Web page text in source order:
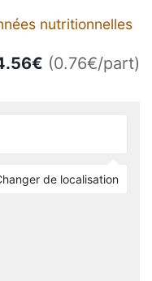
nutritionnelles
€ (0.76€/part)